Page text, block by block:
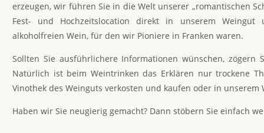
erzeugen, wir führen Sie in die Welt unserer „romantischen
Fest- und Hochzeitslocation direkt in unserem
alkoholfreien Wein, für den wir Pioniere in Franken waren.
Sollten Sie ausführlichere Informationen wünschen,
Natürlich ist beim Weintrinken das Erklären nur trockene
Vinothek des Weinguts verkosten und kaufen oder in unserem
Haben wir Sie neugierig gemacht? Dann stöbern Sie einfach